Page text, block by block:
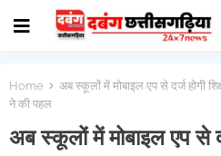
Home
अब स्कूलों में मोबाइल एप से दर्ज होगी
ने की पहल
अब स्कूलों में मोबाइल एप से